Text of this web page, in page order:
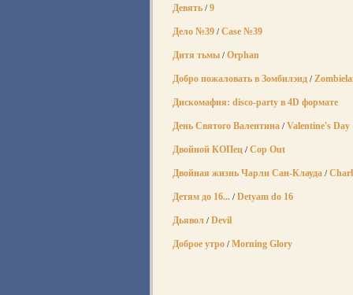
Девять / 9
Дело №39 / Case №39
Дитя тьмы / Orphan
Добро пожаловать в Зомбилэнд /
Дискомафия: disco-party в 4D формате
День Святого Валентина / Valentine's Day
Двойной КОПец / Cop Out
Двойная жизнь Чарли Сан-Клауда /
Детям до 16... / Detyam do 16
Дьявол / Devil
Доброе утро / Morning Glory